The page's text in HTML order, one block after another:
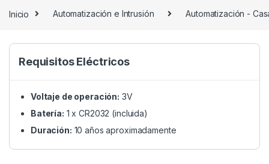
Inicio Automatización e Intrusión Automatización -
Requisitos Eléctricos
Voltaje de operación: 3V
Batería: 1 x CR2032 (incluida)
Duración: 10 años aproximadamente